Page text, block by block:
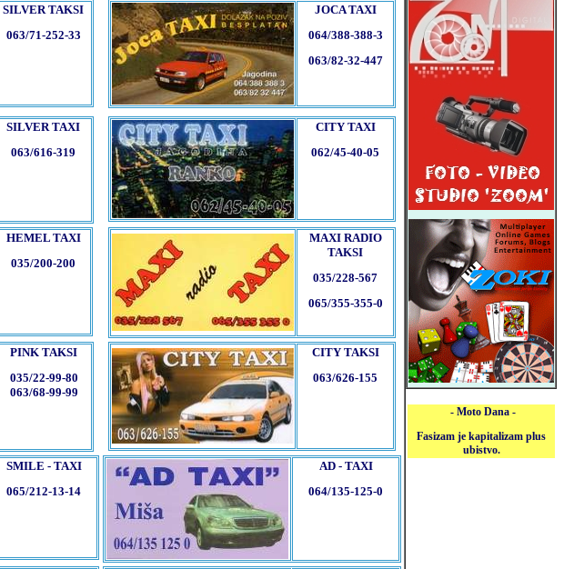
SILVER TAKSI
063/71-252-33
JOCA TAXI
064/388-388-3
063/82-32-447
SILVER TAXI
063/616-319
CITY TAXI
062/45-40-05
HEMEL TAXI
035/200-200
MAXI RADIO
TAKSI
035/228-567
065/355-355-0
PINK TAKSI
035/22-99-80
063/68-99-99
CITY TAKSI
063/626-155
SMILE - TAXI
065/212-13-14
AD - TAXI
064/135-125-0
- Moto Dana -
Fasizam je kapitalizam plus
ubistvo.